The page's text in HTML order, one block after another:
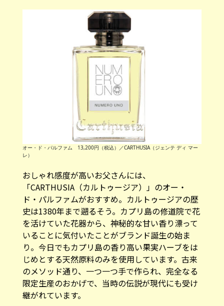
オー・ド・パルファム 13,200円（税込）／CARTHUSIA（ジェンテ ディ マー
レ）
おしゃれ感度が高いお父さんには、
「CARTHUSIA（カルトゥージア）」のオー・
ド・パルファムがおすすめ。カルトゥージアの歴
史は1380年まで遡るそう。カプリ島の修道院で花
を活けていた花器から、神秘的な甘い香り漂って
いることに気付いたことがブランド誕生の始ま
り。今日でもカプリ島の香り高い果実ハーブをは
じめとする天然原料のみを使用しています。古来
のメソッド通り、一つ一つ手で作られ、完全なる
限定生産のおかげで、当時の伝説が現代にも受け
継がれています。